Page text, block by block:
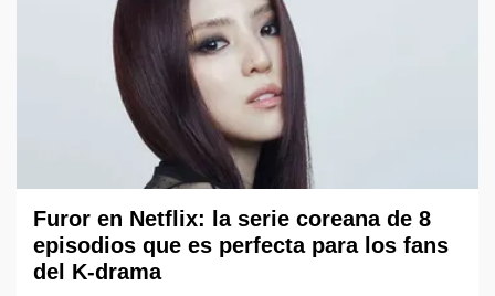
Furor en Netflix: la serie coreana de 8
episodios que es perfecta para los fans
del K-drama